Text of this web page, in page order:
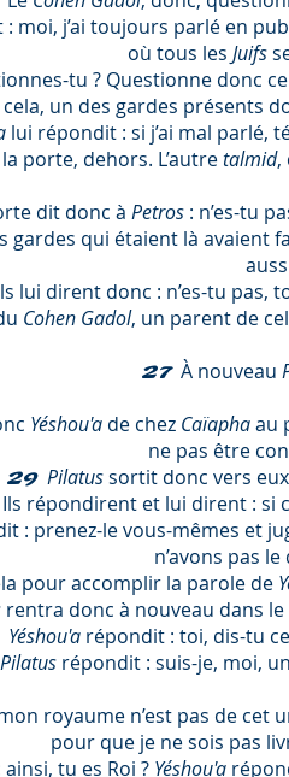
moi, j’ai toujours parlé en
où tous les Juifs
tu ? Questionne donc
un des gardes présents
lui répondit : si j’ai mal parlé,
porte, dehors. L’autretalmid,
dit donc à Petros : n’es-tu
gardes qui étaient là avaient
lui dirent donc : n’es-tu pas,
Cohen Gadol, un parent de
27 À nouveau
Yéshou'a de chez Caïaphaau
ne pas être
29 Pilatussortit donc vers
Ils répondirent et lui dirent : si
: prenez-le vous-mêmes et
n’avons pas
pour accomplir la parole de
rentra donc à nouveau dans
Yéshou'arépondit : toi, dis-tu
Pilatus répondit : suis-je, moi, un
royaume n’est pas de cet
pour que je ne sois pas
tu es Roi ? Yéshou'a